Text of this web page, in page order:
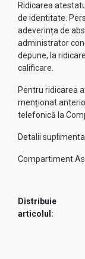
Ridicarea
de identitate.
adeverința de
administrator
depune, la
calificare.
Pentru ridicarea
menționat
telefonică la
Detalii
Compartiment
Distribuie
articolul: